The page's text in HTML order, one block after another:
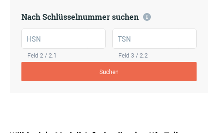
Nach Schlüsselnummer suchen
HSN
Feld 2 / 2.1
TSN
Feld 3 / 2.2
Suchen